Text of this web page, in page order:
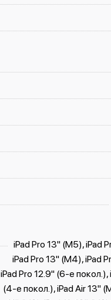
iPad Pro 13" (M5), iPad
iPad Pro 13" (M4), iPad
iPad Pro 12.9" (6-е покол.),
(4-е покол.), iPad Air 13"